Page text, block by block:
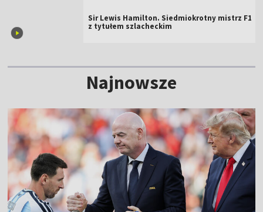
Sir Lewis Hamilton. Siedmiokrotny mistrz F1
z tytułem szlacheckim
Najnowsze